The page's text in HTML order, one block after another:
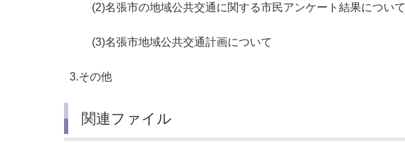
(2)名張市の地域公共交通に関する市民アンケート結果について
(3)名張市地域公共交通計画について
3.その他
関連ファイル